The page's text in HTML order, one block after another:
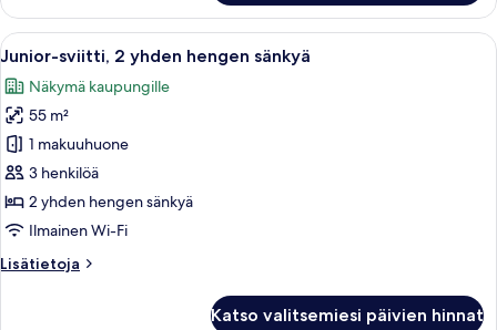
grand-
huone
(kaksi
(Premier)
Avaa
kaikki
huonetyypin
Junior-
sviitti,
2
yhden
hengen
kuvat
Hotellihuone, jossa on suuri sänky,
6
Junior-sviitti, 2 yhden hengen sänkyä
Näkymä kaupungille
55 m²
1 makuuhuone
3 henkilöä
2 yhden hengen sänkyä
Ilmainen Wi-Fi
Lisätietoja
Lisätietoja
Katso valitsemiesi päivien hinnat